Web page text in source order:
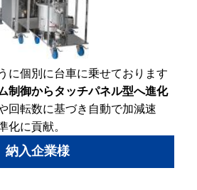
に個別に台車に乗せております
制御からタッチパネル型へ進化
回転数に基づき自動で加減速
化に貢献。
納入企業様